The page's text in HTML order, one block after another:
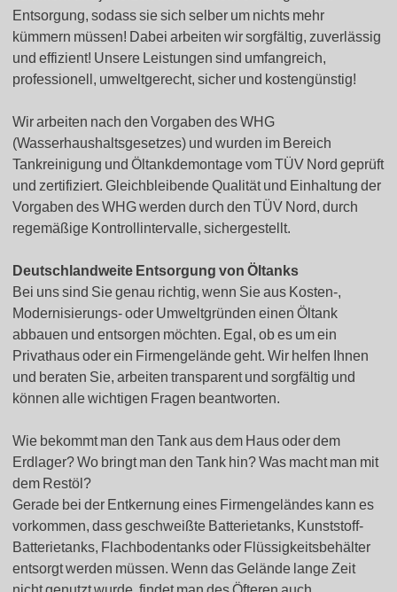
Entsorgung, sodass sie sich selber um nichts mehr
kümmern müssen! Dabei arbeiten wir sorgfältig, zuverlässig
und effizient! Unsere Leistungen sind umfangreich,
professionell, umweltgerecht, sicher und kostengünstig!
Wir arbeiten nach den Vorgaben des WHG
(Wasserhaushaltsgesetzes) und wurden im Bereich
Tankreinigung und Öltankdemontage vom TÜV Nord geprüft
und zertifiziert. Gleichbleibende Qualität und Einhaltung der
Vorgaben des WHG werden durch den TÜV Nord, durch
regemäßige Kontrollintervalle, sichergestellt.
Deutschlandweite Entsorgung von Öltanks
Bei uns sind Sie genau richtig, wenn Sie aus Kosten-,
Modernisierungs- oder Umweltgründen einen Öltank
abbauen und entsorgen möchten. Egal, ob es um ein
Privathaus oder ein Firmengelände geht. Wir helfen Ihnen
und beraten Sie, arbeiten transparent und sorgfältig und
können alle wichtigen Fragen beantworten.
Wie bekommt man den Tank aus dem Haus oder dem
Erdlager? Wo bringt man den Tank hin? Was macht man mit
dem Restöl?
Gerade bei der Entkernung eines Firmengeländes kann es
vorkommen, dass geschweißte Batterietanks, Kunststoff-
Batterietanks, Flachbodentanks oder Flüssigkeitsbehälter
entsorgt werden müssen. Wenn das Gelände lange Zeit